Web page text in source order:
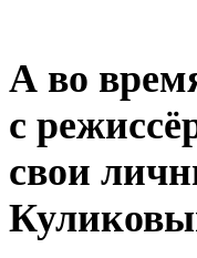
А во
с
свои